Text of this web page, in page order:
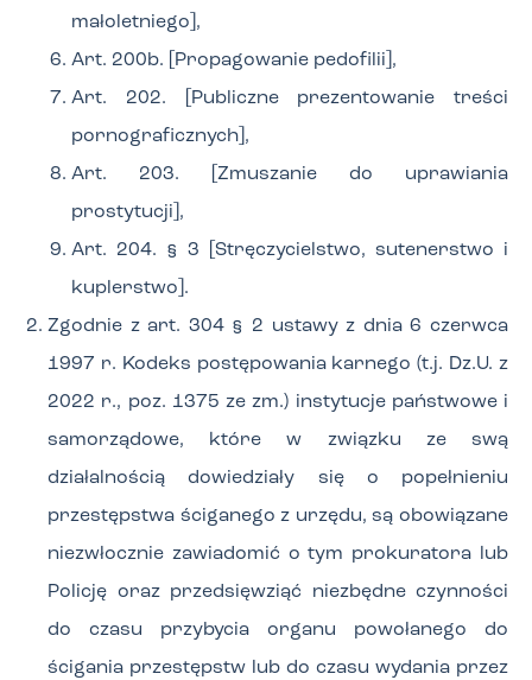
małoletniego],
Art. 200b. [Propagowanie pedofilii],
Art. 202. [Publiczne prezentowanie treści
pornograficznych],
Art. 203. [Zmuszanie do uprawiania
prostytucji],
Art. 204. § 3 [Stręczycielstwo, sutenerstwo i
kuplerstwo].
Zgodnie z art. 304 § 2 ustawy z dnia 6 czerwca
1997 r. Kodeks postępowania karnego (t.j. Dz.U. z
2022 r., poz. 1375 ze zm.) instytucje państwowe i
samorządowe, które w związku ze swą
działalnością dowiedziały się o popełnieniu
przestępstwa ściganego z urzędu, są obowiązane
niezwłocznie zawiadomić o tym prokuratora lub
Policję oraz przedsięwziąć niezbędne czynności
do czasu przybycia organu powołanego do
ścigania przestępstw lub do czasu wydania przez